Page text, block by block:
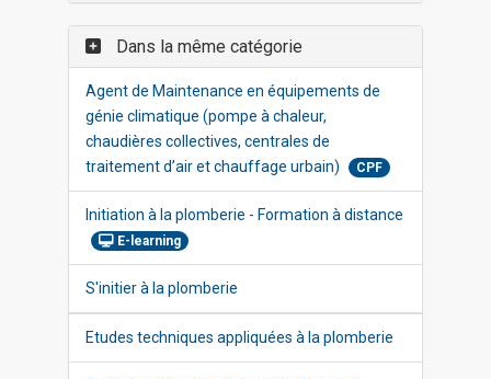
Dans la même catégorie
Agent de Maintenance en équipements de
génie climatique (pompe à chaleur,
chaudières collectives, centrales de
traitement d’air et chauffage urbain)
CPF
Initiation à la plomberie - Formation à distance
E-learning
S'initier à la plomberie
Etudes techniques appliquées à la plomberie